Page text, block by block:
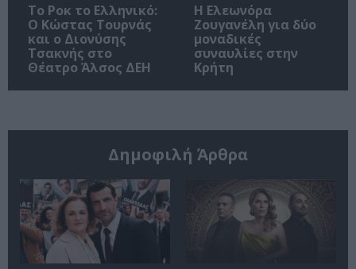
Το Ροκ το Ελληνικό:
Ο Κώστας Τουρνάς
και ο Διονύσης
Τσακνής στο
Θέατρο Άλσος ΔΕΗ
Η Ελεωνόρα
Ζουγανέλη για δύο
μοναδικές
συναυλίες στην
Κρήτη
Δημοφιλή Άρθρα